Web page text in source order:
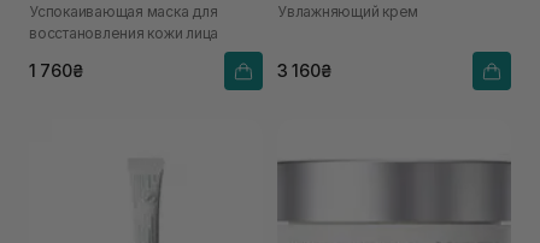
Успокаивающая маска для
восстановления кожи лица
1 760₴
40 мл
Увлажняющий крем
3 160₴